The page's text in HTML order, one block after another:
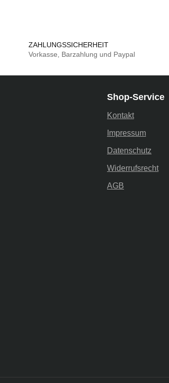
ZAHLUNGSSICHERHEIT
Vorkasse, Barzahlung und Paypal
Shop-Service
Kontakt
Impressum
Datenschutz
Widerrufsrecht
AGB